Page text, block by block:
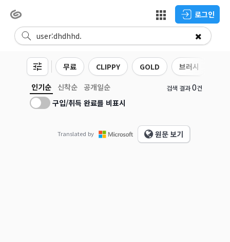
로그인
무료 CLIPPY GOLD 브러시
인기순
신착순
공개일순
구입/취득 완료를 비표시
검색 결과0건
Translated by 원문 보기